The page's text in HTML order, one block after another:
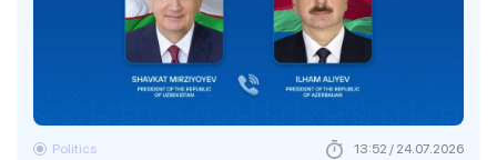
Politics 13:52 / 24.07.2026